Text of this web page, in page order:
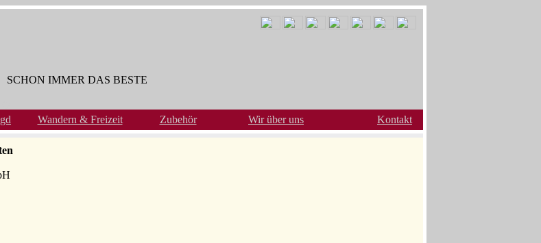
SCHON IMMER DAS BESTE
Wandern & Freizeit Zubehör Wir über uns Kontakt